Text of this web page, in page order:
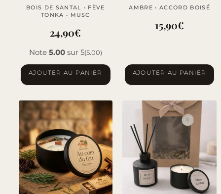
BOIS DE SANTAL • FÈVE
TONKA • MUSC
24,90€
Note 5.00sur 5(5.00)
AJOUTER AU PANIER
AMBRE • ACCORD BOISÉ
15,90€
AJOUTER AU PANIER